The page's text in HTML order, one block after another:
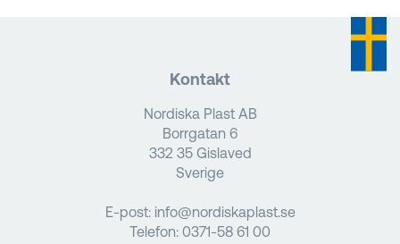
Kontakt
Nordiska Plast AB
Borrgatan 6
332 35 Gislaved
Sverige
E-post: info@nordiskaplast.se
Telefon: 0371-58 61 00